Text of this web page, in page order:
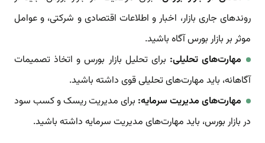
روندهای جاری بازار، اخبار و اطلاعات اقتصادی و شرکتی، و عوامل
موثر بر بازار بورس آگاه باشید.
مهارت‌های تحلیلی: برای تحلیل بازار بورس و اتخاذ تصمیمات
آگاهانه، باید مهارت‌های تحلیلی قوی داشته باشید.
مهارت‌های مدیریت سرمایه: برای مدیریت ریسک و کسب سود
در بازار بورس، باید مهارت‌های مدیریت سرمایه داشته باشید.